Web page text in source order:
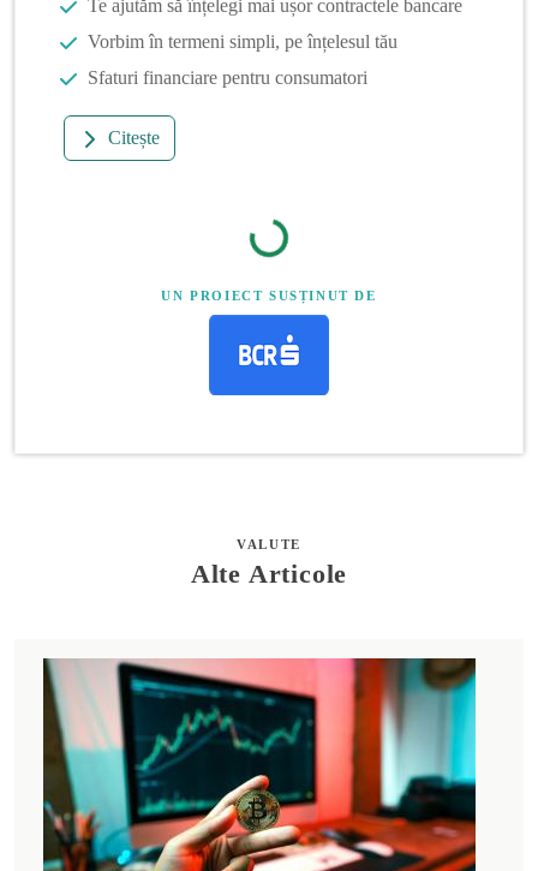
Te ajutăm să înțelegi mai ușor contractele bancare
Vorbim în termeni simpli, pe înțelesul tău
Sfaturi financiare pentru consumatori
Citește
UN PROIECT SUSȚINUT DE
VALUTE
Alte Articole